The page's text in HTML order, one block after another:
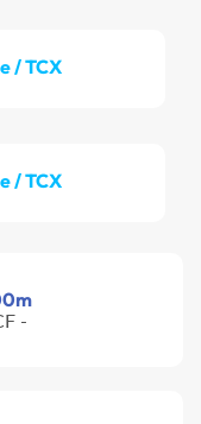
/ TCX
/ TCX
-